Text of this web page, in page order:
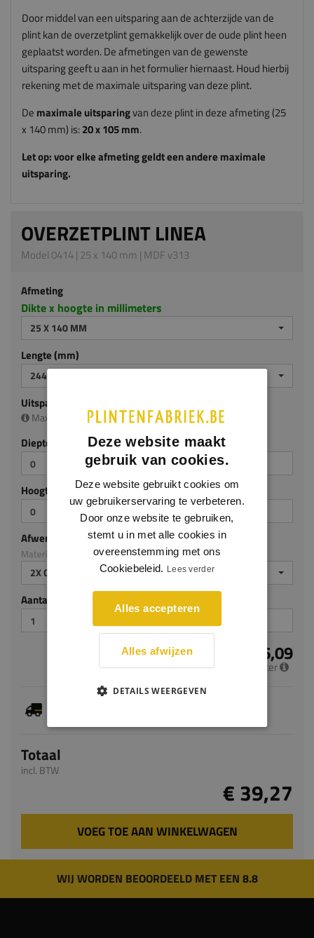
Door middel van een uitsparing aan de achterzijde van de
plint kan de overzetplint gemakkelijk over de oude plint heen
geplaatst worden. De afmetingen van de gewenste
uitsparing geeft u aan in het formulier hiernaast. Houd hierbij
rekening met de maximale uitsparing van deze plint.
De maximale uitsparingvan deze plint in deze afmeting (25
x 140 mm) is:20x 105mm.
Let op: voor elke afmeting geldt een andere maximale
uitsparing.
OVERZETPLINT LINEA
Model 0414 | 25 x 140 mm | MDF v313
Afmeting
Dikte x hoogte in millimeters
25 X 140 MM
Lengte (mm)
2440 MM
Uitsparing
Maximale uitsparing is (diep/hoog):20 x 105 mm
Diepte (mm)
Hoogte (mm)
Afwerking
Materiaal: MDF v313
2X GEGROND
Aantal stuks
€ 16,09
per meter
Totaal
incl. BTW
€ 39,27
VOEG TOE AAN WINKELWAGEN
WIJ WORDEN BEOORDEELD MET EEN 8.8
Deze website maakt
gebruik van cookies.
Deze website gebruikt cookies om
uw gebruikerservaring te verbeteren.
Door onze website te gebruiken,
stemt u in met alle cookies in
overeenstemming met ons
Cookiebeleid. Lees verder
Alles accepteren
Alles afwijzen
DETAILS WEERGEVEN